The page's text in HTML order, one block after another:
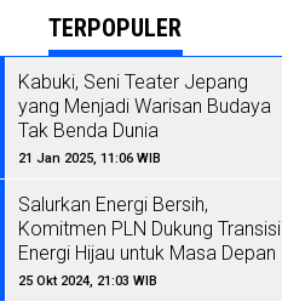
TERPOPULER
Kabuki, Seni Teater Jepang
yang Menjadi Warisan Budaya
Tak Benda Dunia
21 Jan 2025, 11:06 WIB
Salurkan Energi Bersih,
Komitmen PLN Dukung Transisi
Energi Hijau untuk Masa Depan
Indonesia
25 Okt 2024, 21:03 WIB